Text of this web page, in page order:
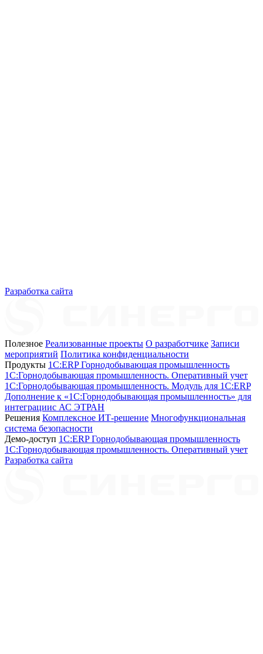
Разработка сайта
Полезное Реализованные проекты О разработчике Записи
мероприятий Политика конфиденциальности
Продукты 1C:ERP Горнодобывающая промышленность
1C:Горнодобывающая промышленность. Оперативный учет
1C:Горнодобывающая промышленность. Модуль для 1С:ERP
Дополнение к «1С:Горнодобывающая промышленность» для
интеграциис АС ЭТРАН
Решения Комплексное ИТ-решение Многофункциональная
система безопасности
Демо-доступ 1С:ERP Горнодобывающая промышленность
1С:Горнодобывающая промышленность. Оперативный учет
Разработка сайта